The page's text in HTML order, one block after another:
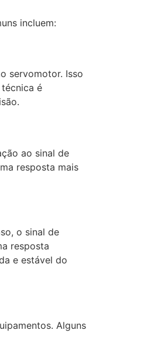
incluem:
servomotor. Isso
é
ao sinal de
resposta mais
o sinal de
resposta
e estável do
Alguns